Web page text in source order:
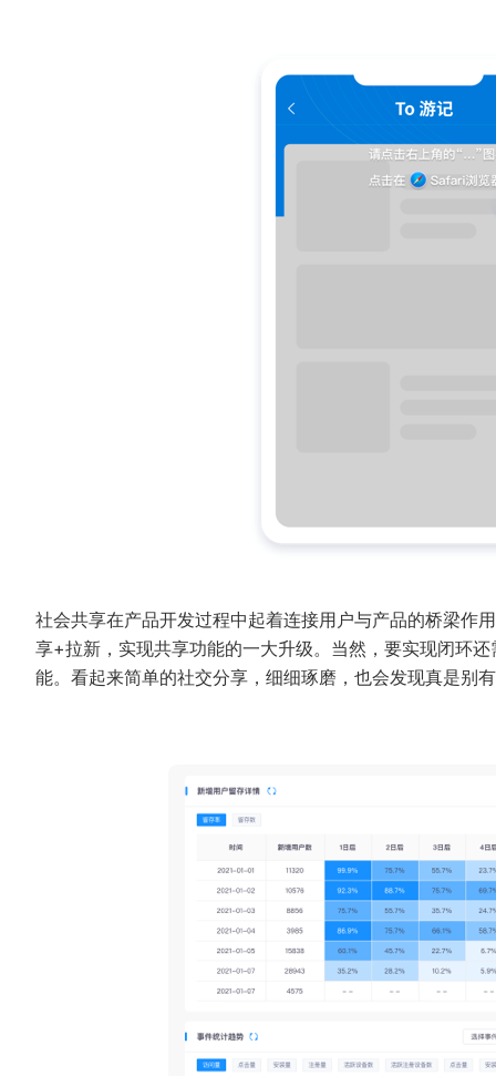
社会共享在产品开发过程中起着连接用户与产品的桥梁作
享+拉新，实现共享功能的一大升级。当然，要实现闭环
能。看起来简单的社交分享，细细琢磨，也会发现真是别